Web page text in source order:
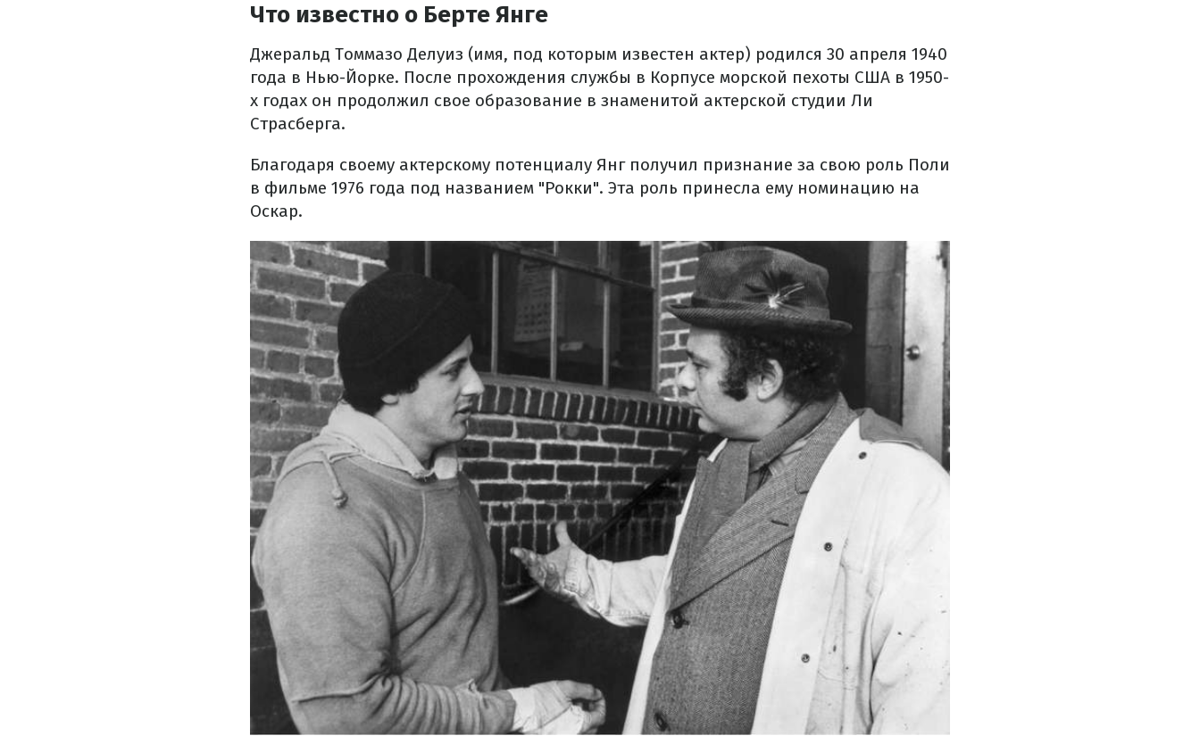
Что известно о Берте Янге
Джеральд Томмазо Делуиз (имя, под которым известен актер) родился 30 апреля 1940
года в Нью-Йорке. После прохождения службы в Корпусе морской пехоты США в 1950-
х годах он продолжил свое образование в знаменитой актерской студии Ли
Страсберга.
Благодаря своему актерскому потенциалу Янг получил признание за свою роль Поли
в фильме 1976 года под названием "Рокки". Эта роль принесла ему номинацию на
Оскар.